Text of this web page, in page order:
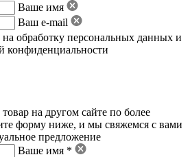
Ваше имя
Ваш e-mail
на обработку персональных данных и
конфиденциальности
на другом сайте по более
форму ниже, и мы свяжемся с вами
предложение
Ваше имя *